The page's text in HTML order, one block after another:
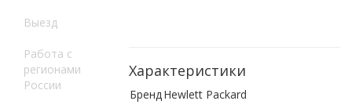
Выезд
Работа с
регионами
России
Характеристики
БрендHewlett Packard